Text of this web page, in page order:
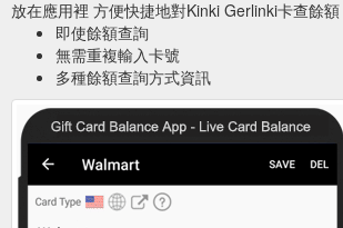
放在應用裡 方便快捷地對Kinki Gerlinki卡查餘額
即使餘額查詢
無需重複輸入卡號
多種餘額查詢方式資訊